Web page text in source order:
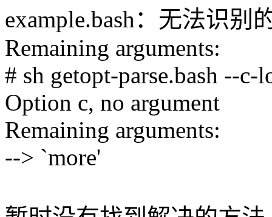
example.bash：无法识别
Remaining arguments:
# sh getopt-parse.bash --c-
Option c, no argument
Remaining arguments:
--> `more'